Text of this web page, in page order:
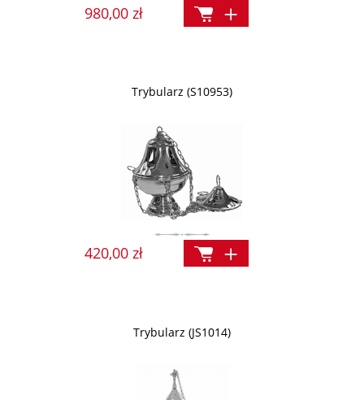
980,00 zł
Trybularz (S10953)
420,00 zł
Trybularz (JS1014)